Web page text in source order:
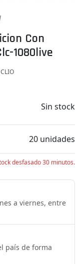
Con
1080live
CLIO
Sin stock
20 unidades
desfasado 30 minutos.
a viernes, entre
país de forma